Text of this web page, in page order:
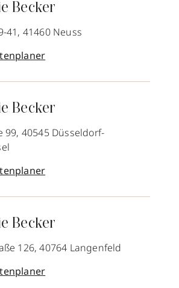
Becker
41, 41460 Neuss
Becker
99, 40545 Düsseldorf-
Becker
126, 40764 Langenfeld